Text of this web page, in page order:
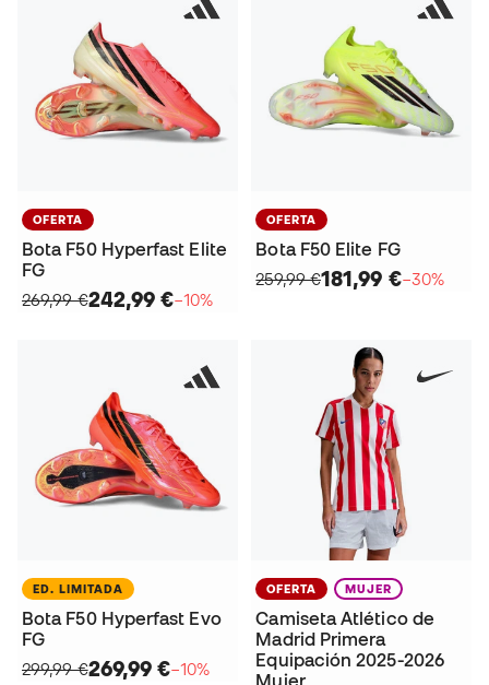
OFERTA
Bota F50 Hyperfast Elite
FG
269,99 €242,99 €−10%
OFERTA
Bota F50 Elite FG
259,99 €181,99 €−30%
ED. LIMITADA
Bota F50 Hyperfast Evo
FG
299,99 €269,99 €−10%
OFERTA MUJER
Camiseta Atlético de
Madrid Primera
Equipación 2025-2026
Mujer